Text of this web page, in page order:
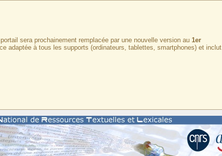
sera prochainement remplacée par une nouvelle version au 1er
adaptée à tous les supports (ordinateurs, tablettes, smartphones) et inclut